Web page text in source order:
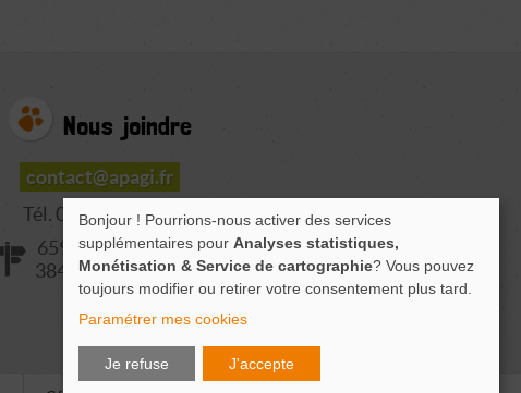
Nous joindre
contact@apagi.fr
Tél. 04 76 77 20 06
659 Route de L'Isère
38420 LE VERSOUD
Bonjour ! Pourrions-nous activer des services
supplémentaires pour Analyses statistiques,
Monétisation & Service de cartographie? Vous pouvez
toujours modifier ou retirer votre consentement plus tard.
Paramétrer mes cookies
Je refuse J'accepte